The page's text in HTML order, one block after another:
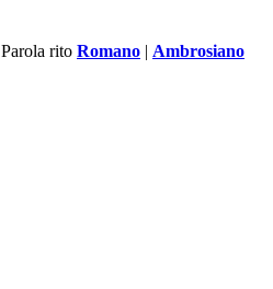
Parola rito Romano | Ambrosiano